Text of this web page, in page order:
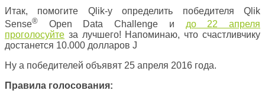
Итак, помогите Qlik-у определить победителя Qlik
Sense® Open Data Challenge и до 22 апреля
проголосуйте за лучшего! Напоминаю, что счастливчику
достанется 10.000 долларов J
Ну а победителей объявят 25 апреля 2016 года.
Правила голосования: